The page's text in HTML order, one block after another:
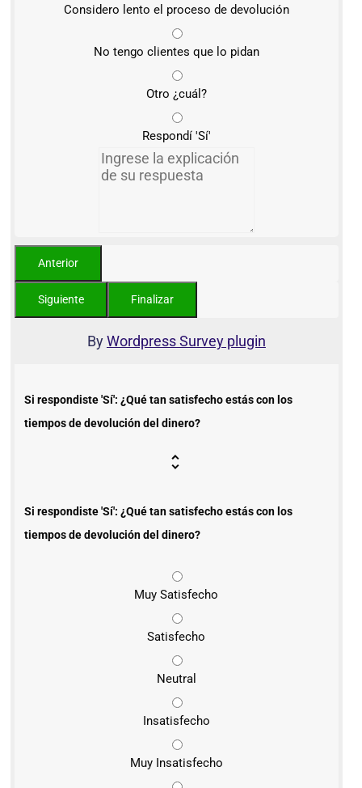
Considero lento el proceso de devolución
No tengo clientes que lo pidan
Otro ¿cuál?
Respondí 'Sí'
ByWordpress Survey plugin
Si respondiste 'Sí': ¿Qué tan satisfecho estás con los
tiempos de devolución del dinero?
Si respondiste 'Sí': ¿Qué tan satisfecho estás con los
tiempos de devolución del dinero?
Muy Satisfecho
Satisfecho
Neutral
Insatisfecho
Muy Insatisfecho